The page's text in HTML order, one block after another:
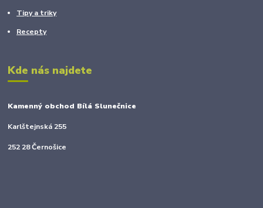
Tipy a triky
Recepty
Kde nás najdete
Kamenný obchod Bílá Slunečnice
Karlštejnská 255
252 28 Černošice